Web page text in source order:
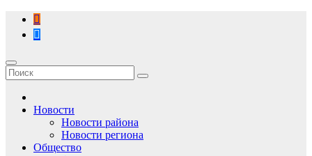
Перейти
содержимому
Новости
Новости района
Новости региона
Общество